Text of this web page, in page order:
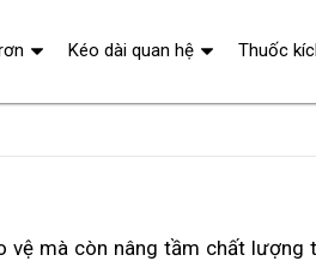
vệ mà còn nâng tầm chất lượng
Kéo dài quan hệ Thuốc